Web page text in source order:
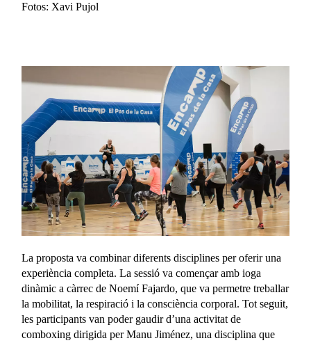
Fotos: Xavi Pujol
La proposta va combinar diferents disciplines per oferir una
experiència completa. La sessió va començar amb ioga
dinàmic a càrrec de Noemí Fajardo, que va permetre treballar
la mobilitat, la respiració i la consciència corporal. Tot seguit,
les participants van poder gaudir d’una activitat de
comboxing dirigida per Manu Jiménez, una disciplina que